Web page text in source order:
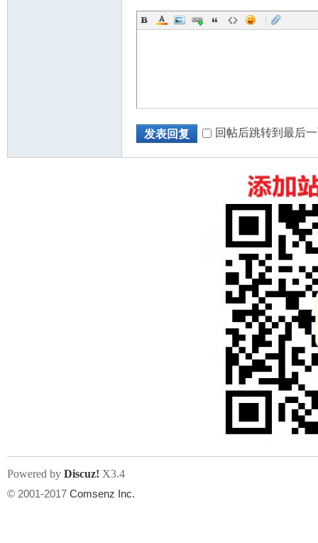
|
发表回复 回帖后跳转到最后
Powered by Discuz! X3.4
© 2001-2017 Comsenz Inc.